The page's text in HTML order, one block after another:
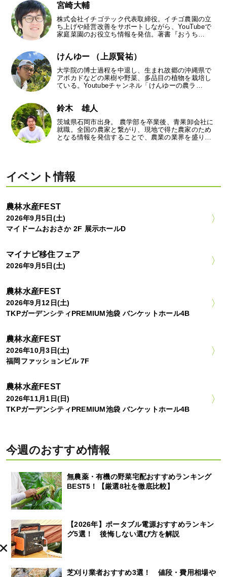
宮崎大輔
株式会社イチゴテック代表取締役。イチゴ農園の立
ち上げや経営改善をサポートしながら、YouTubeで
家庭菜園のお役立ち情報を発信。著書『おうち…
けんゆー （上原賢祐）
大学院の博士過程を中退し、生まれ故郷の沖縄県で
アボカドなどの果樹や野菜、多品目の植物を栽培し
ている。Youtubeチャンネル「けんゆーの農ラ…
鈴木 雄人
茨城県石岡市出身。 農学部を卒業後、青果卸会社に
就職。全国の農家と繋がり、現地で得た農家のため
となる情報を発信することで、農業の業界を盛り…
イベント情報
農林水産FEST
2026年9月5日(土)
マイドームおおさか 2F 展示ホールD
マイナビ移住フェア
2026年9月5日(土)
農林水産FEST
2026年9月12日(土)
TKPガーデンシティPREMIUM池袋 バンケットホール4B
農林水産FEST
2026年10月3日(土)
福岡ファッションビル 7F
農林水産FEST
2026年11月1日(日)
TKPガーデンシティPREMIUM池袋 バンケットホール4B
今週のおすすめ情報
無農薬・有機の野菜宅配おすすめランキング
BEST5！【厳選8社を徹底比較】
【2026年】ポータブル電源おすすめランキン
グ5選！ 後悔しない選び方を解説
芝刈り業者おすすめ3選！ 値段・費用相場や